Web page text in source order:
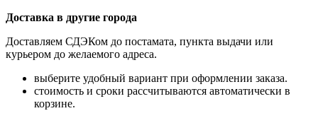
Доставка в другие города
Доставляем СДЭКом до постамата, пункта выдачи или
курьером до желаемого адреса.
выберите удобный вариант при оформлении заказа.
стоимость и сроки рассчитываются автоматически в
корзине.